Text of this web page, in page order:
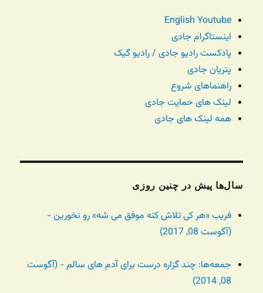
English Youtube
اینستاگرام جادی
پادکست رادیو جادی / رادیو گیک
پتریان جادی
راهنماهای شروع
لینک های حمایت جادی
همه لینک های جادی
سال‌ها پیش در چنین روزی
فریب «هر کی تلاش کنه موفق می شه» رو نخورین -
(آگوست 08, 2017)
جمعه‌ها: چند گزاره درست برای آدم های سالم - (آگوست
08, 2014)